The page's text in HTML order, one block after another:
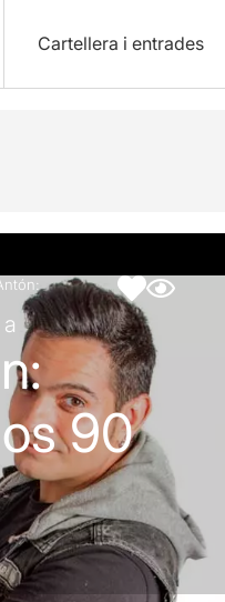
Cartellera i entrades
Articles
90